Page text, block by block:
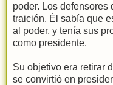
poder. Los defensores
traición. Él sabía que
al poder, y tenía sus
como presidente.
Su objetivo era retirar
se convirtió en